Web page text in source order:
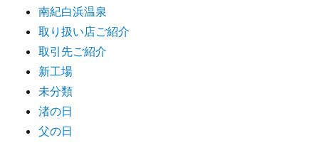
南紀白浜温泉
取り扱い店ご紹介
取引先ご紹介
新工場
未分類
渚の日
父の日